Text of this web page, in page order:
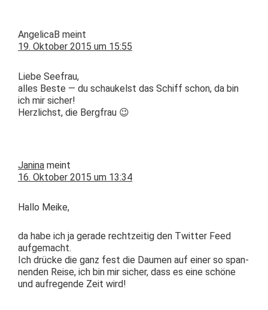
AngelicaB meint
19. Oktober 2015 um 15:55
Liebe Seefrau,
alles Beste — du schaukelst das Schiff schon, da bin
ich mir sicher!
Her­zlichst, die Bergfrau 😉
Janina meint
16. Oktober 2015 um 13:34
Hal­lo Meike,
da habe ich ja ger­ade rechtzeit­ig den Twit­ter Feed
aufgemacht.
Ich drücke die ganz fest die Dau­men auf ein­er so span­
nen­den Reise, ich bin mir sich­er, dass es eine schöne
und aufre­gende Zeit wird!